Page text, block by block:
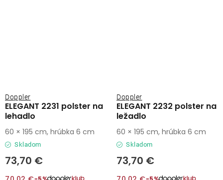
ELEGANT 2231 polster na
lehadlo
Doppler
Skladom
73,70 €
60 × 195 cm, hrúbka 6 cm
ELEGANT 2232 polster na
ležadlo
Doppler
Skladom
73,70 €
60 × 195 cm, hrúbka 6 cm